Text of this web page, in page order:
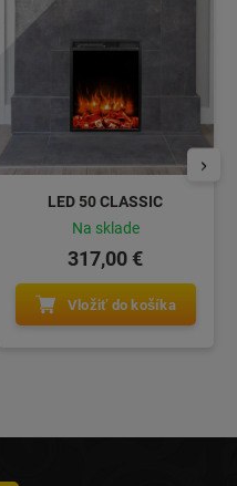
LED 50 CLASSIC
Na sklade
317,00 €
Vložiť do košíka